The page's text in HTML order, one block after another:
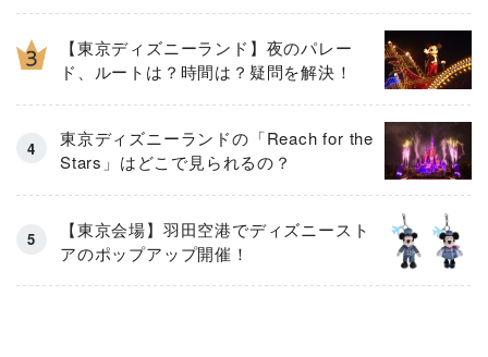
【東京ディズニーランド】夜のパレー
ド、ルートは？時間は？疑問を解決！
東京ディズニーランドの「Reach for the
Stars」はどこで見られるの？
【東京会場】羽田空港でディズニースト
アのポップアップ開催！